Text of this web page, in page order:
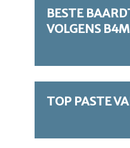
BESTE
VOLGENS
TOP PASTE